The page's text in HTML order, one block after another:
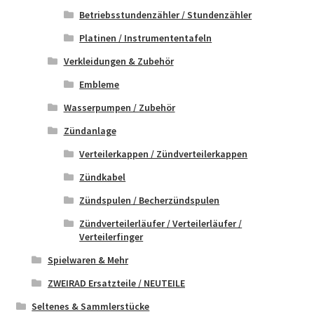
Betriebsstundenzähler / Stundenzähler
Platinen / Instrumententafeln
Verkleidungen & Zubehör
Embleme
Wasserpumpen / Zubehör
Zündanlage
Verteilerkappen / Zündverteilerkappen
Zündkabel
Zündspulen / Becherzündspulen
Zündverteilerläufer / Verteilerläufer /
Verteilerfinger
Spielwaren & Mehr
ZWEIRAD Ersatzteile / NEUTEILE
Seltenes & Sammlerstücke